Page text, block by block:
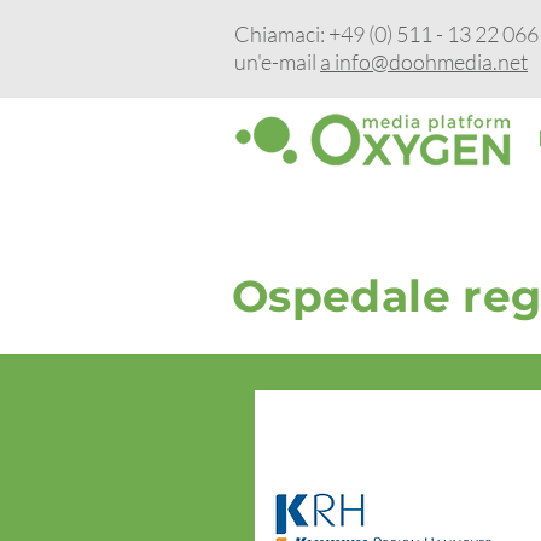
Chiamaci: +49 (0) 511 - 13 22
un'e-mail a info@doohmedia.net
Ospedale